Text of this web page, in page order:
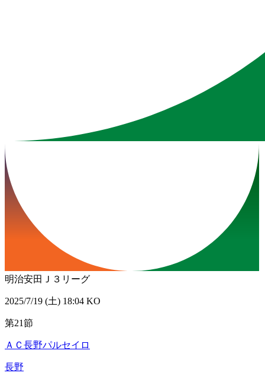
明治安田Ｊ３リーグ
2025/7/19 (土) 18:04 KO
第21節
ＡＣ長野パルセイロ
長野